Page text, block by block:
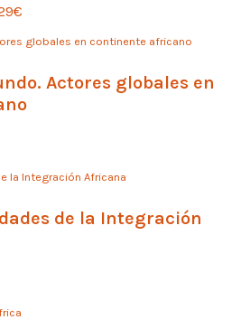
Actores globales en
de la Integración